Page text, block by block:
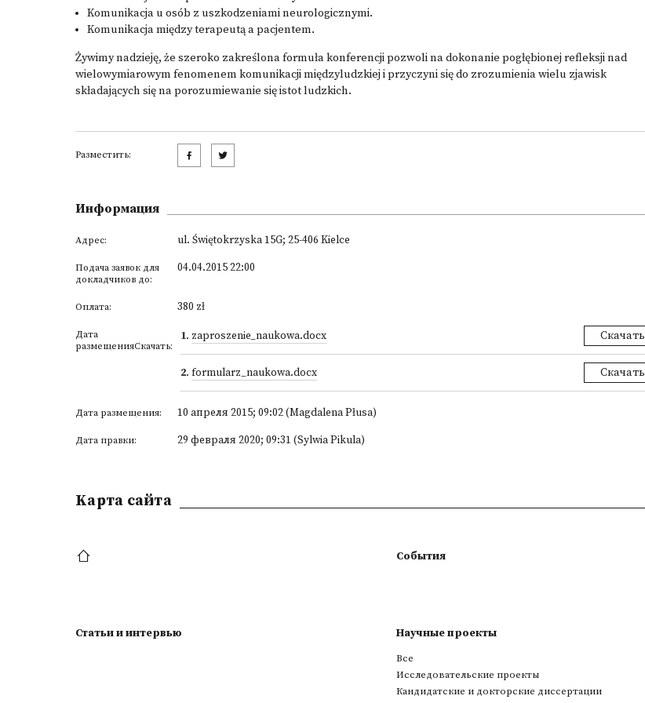
Komunikacja u osób z uszkodzeniami neurologicznymi.
Komunikacja między terapeutą a pacjentem.
Żywimy nadzieję, że szeroko zakreślona formuła konferencji pozwoli na dokonanie pogłębionej refleksji nad
wielowymiarowym fenomenem komunikacji międzyludzkiej i przyczyni się do zrozumienia wielu zjawisk
składających się na porozumiewanie się istot ludzkich.
Разместить:
Информация
Адрес: ul. Świętokrzyska 15G; 25-406 Kielce
Подача заявок для
докладчиков до:
04.04.2015 22:00
Оплата: 380 zł
Дата
размещенияСкачать:
1. zaproszenie_naukowa.docx Скачать
2. formularz_naukowa.docx Скачать
Дата размещения: 10 апреля 2015; 09:02 (Magdalena Płusa)
Дата правки: 29 февраля 2020; 09:31 (Sylwia Pikula)
Kарта сайта
События
Статьи и интервью Научные проекты
Все
Исследовательские проекты
Кандидатские и докторские диссертации